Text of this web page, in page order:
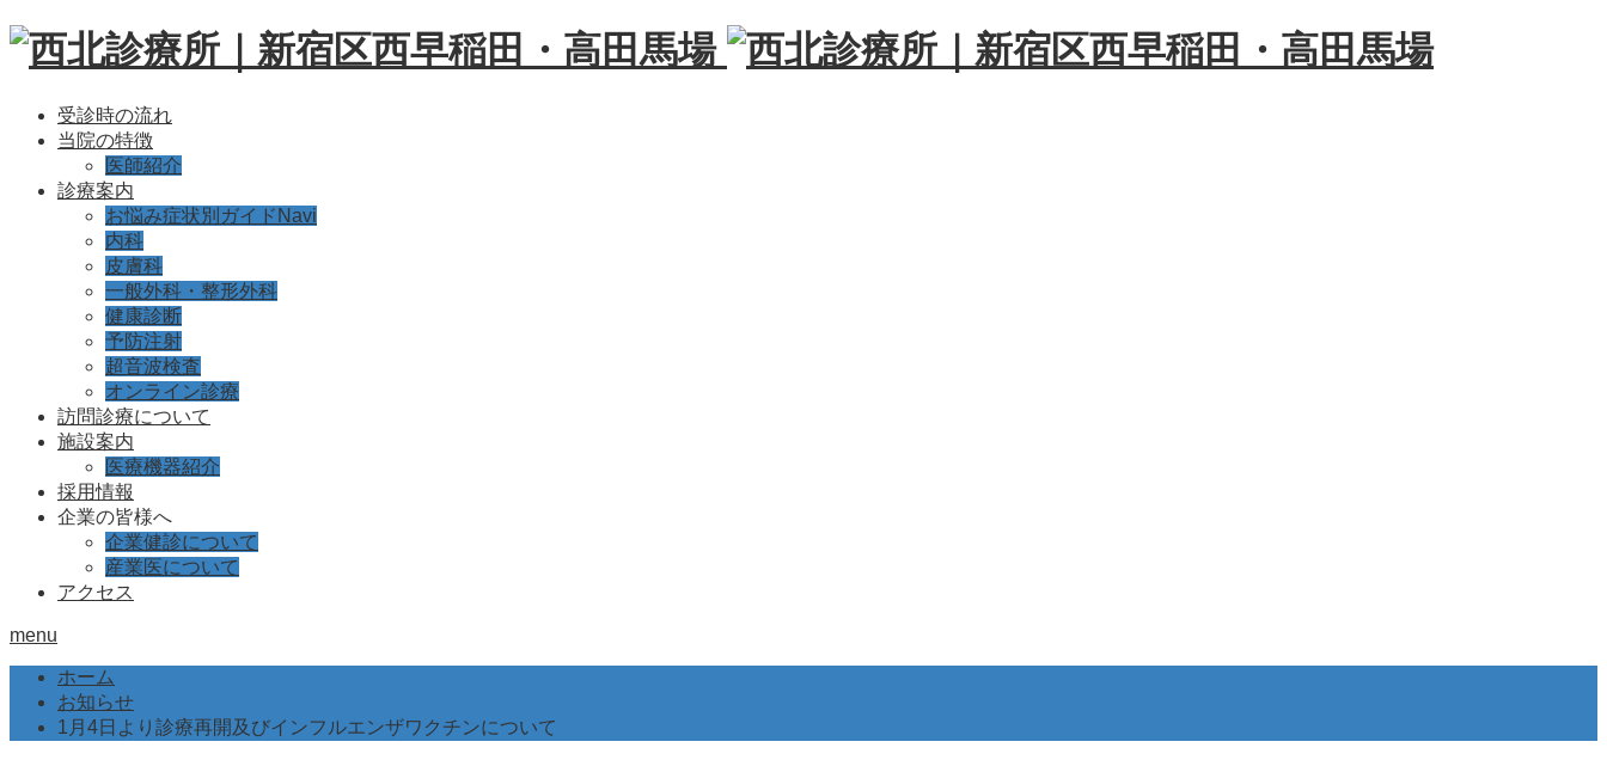
受診時の流れ
当院の特徴
医師紹介
診療案内
お悩み症状別ガイドNavi
内科
皮膚科
一般外科・整形外科
健康診断
予防注射
超音波検査
オンライン診療
訪問診療について
施設案内
医療機器紹介
採用情報
企業の皆様へ
企業健診について
産業医について
アクセス
menu
ホーム
お知らせ
1月4日より診療再開及びインフルエンザワクチンについて